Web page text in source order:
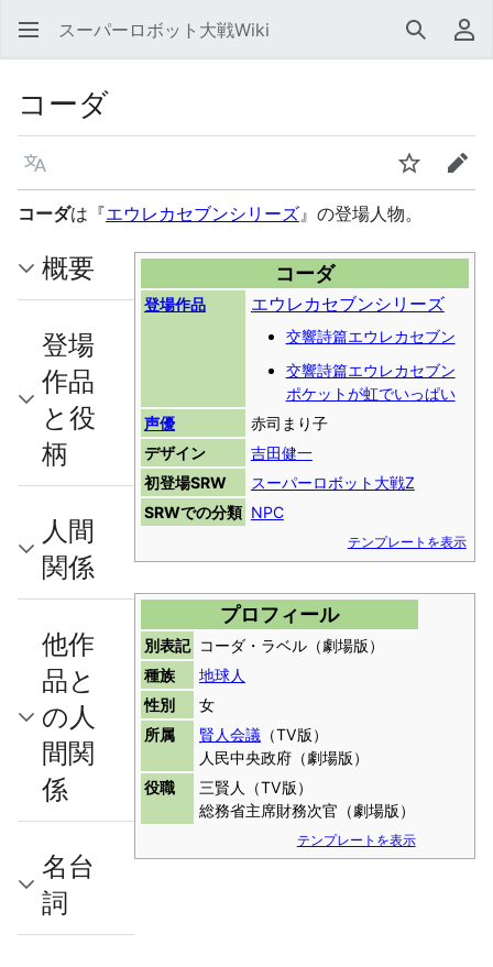
スーパーロボット大戦Wiki 検索 利
コーダ
言語 ウォッチ編集
コーダは『エウレカセブンシリーズ』の登場人物。
コーダ
登場作品 エウレカセブンシリーズ
交響詩篇エウレカセブン
交響詩篇エウレカセブン
ポケットが虹でいっぱい
声優
赤司まり子
デザイン
吉田健一
初登場SRW
スーパーロボット大戦Z
SRWでの分類 NPC
テンプレートを表示
プロフィール
別表記 コーダ・ラベル（劇場版）
種族
地球人
性別
女
所属
賢人会議 （TV版）
人民中央政府（劇場版）
役職
三賢人（TV版）
総務省主席財務次官（劇場版）
テンプレートを表示
概要
登場
作品
と役
柄
人間
関係
他作
品と
の人
間関
係
名台
詞